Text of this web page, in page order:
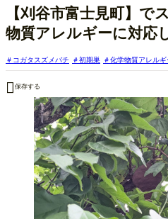
【刈谷市富士見町】で
物質アレルギーに対応
コガタスズメバチ 初期巣 化学物質アレルギ
 保存する